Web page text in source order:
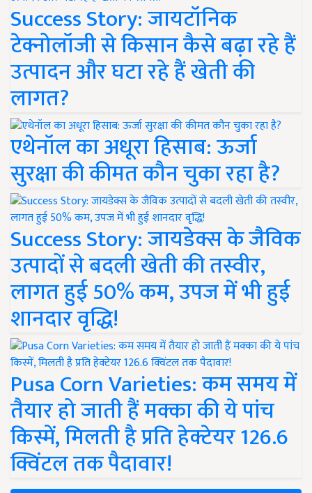
Success Story: जायटॉनिक
टेक्नोलॉजी से किसान कैसे बढ़ा रहे हैं
उत्पादन और घटा रहे हैं खेती की
लागत?
एथेनॉल का अधूरा हिसाब: ऊर्जा
सुरक्षा की कीमत कौन चुका रहा है?
Success Story: जायडेक्स के जैविक
उत्पादों से बदली खेती की तस्वीर,
लागत हुई 50% कम, उपज में भी हुई
शानदार वृद्धि!
Pusa Corn Varieties: कम समय में
तैयार हो जाती हैं मक्का की ये पांच
किस्में, मिलती है प्रति हेक्टेयर 126.6
क्विंटल तक पैदावार!